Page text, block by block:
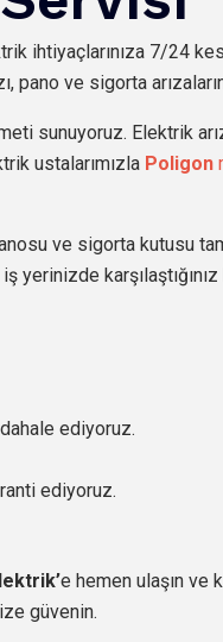
ihtiyaçlarınıza 7/24
pano ve sigorta
sunuyoruz. Elektrik
ustalarımızla Poligon
ve sigorta kutusu
ediyoruz.
ediyoruz.
e hemen ulaşın ve
güvenin.